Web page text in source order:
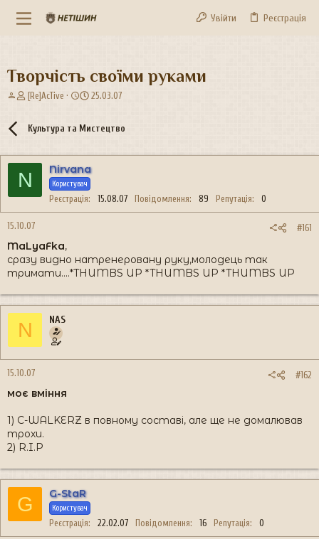
Увійти Реєстрація
Творчість своїми руками
А
о
т
е
м
и
[Re]AcTive
Д
а
т
в
е
25.03.07
Культура та Мистецтво
N Nirvana
Користувач
Реєстрація 15.08.07 Повідомлення 89 Репутація 0
15.10.07 #161
MaLyaFka,
сразу видно натренеровану руку,молодець так
тримати....*THUMBS UP *THUMBS UP *THUMBS UP
N NAS
15.10.07 #162
моє вміння
1) C-WALKERZ в повному составі, але ще не домалював
трохи.
2) R.I.P
G G-StaR
Користувач
Реєстрація 22.02.07 Повідомлення 16 Репутація 0